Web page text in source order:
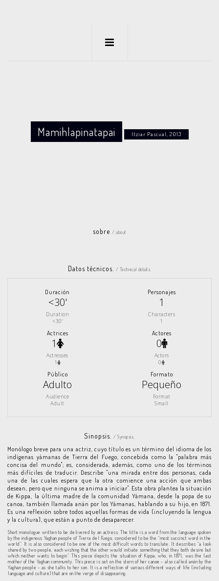
Mamihlapinatapai Itziar Pascual, 2013
sobre/ about
Datos técnicos. / Technical details.
Duración
<30'
Duration
<30'
Personajes
1
Characters
1
Actrices
1
Actresses
1
Actores
0
Actors
0
Público
Adulto
Audience
Adult
Formato
Pequeño
Format
Small
Sinopsis./ Synopsis.
Monólogo breve para una actriz, cuyo título es un término del idioma de los
indígenas yámanas de Tierra del Fuego, concebida como la "palabra más
concisa del mundo"; es, considerada, además, como uno de los términos
más difíciles de traducir. Describe "una mirada entre dos personas, cada
una de las cuales espera que la otra comience una acción que ambas
desean, pero que ninguna se anima a iniciar". Esta obra plantea la situación
de Kippa, la última madre de la comunidad Yámana, desde la popa de su
canoa, también llamada anán por los Yámanas, hablando a su hijo, en 1871.
Es una reflexión sobre todos aquellas formas de vida (incluyendo la lengua
y la cultura), que están a punto de desaparecer.
Short monologue written to be delivered by an actress. The title is a word from the language spoken
by the indigenous Yaghan people of Tierra del Fuego, considered to be the “most succinct word in the
world”. It is also considered to be one of the most difficult words to translate. It describes “a look
shared by two people, each wishing that the other would initiate something that they both desire but
which neither wants to begin”. This piece depicts the situation of Kippa, who, in 1871, was the last
mother of the Yaghan community. This piece is set on the stern of her canoe - also called anán by the
Yaghan people - as she talks to her son. It is a reflection of various different ways of life (including
language and culture) that are on the verge of disappearing.